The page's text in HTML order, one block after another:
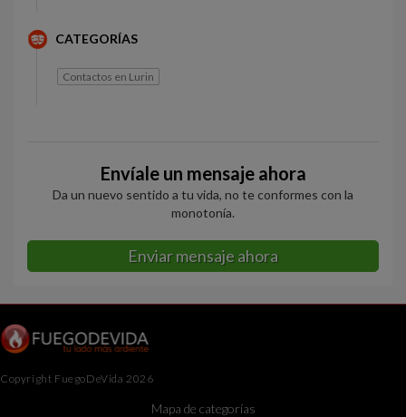
CATEGORÍAS
Contactos en Lurin
Envíale un mensaje ahora
Da un nuevo sentido a tu vida, no te conformes con la
monotonía.
Enviar mensaje ahora
Copyright FuegoDeVida 2026
Mapa de categorías